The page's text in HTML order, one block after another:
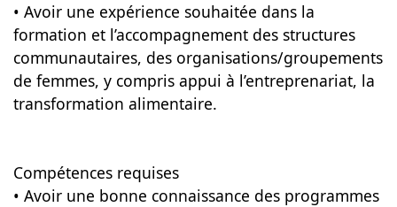
• Avoir une expérience souhaitée dans la
formation et l’accompagnement des structures
communautaires, des organisations/groupements
de femmes, y compris appui à l’entreprenariat, la
transformation alimentaire.
Compétences requises
• Avoir une bonne connaissance des programmes